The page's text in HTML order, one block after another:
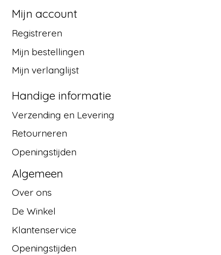
Mijn account
Registreren
Mijn bestellingen
Mijn verlanglijst
Handige informatie
Verzending en Levering
Retourneren
Openingstijden
Algemeen
Over ons
De Winkel
Klantenservice
Openingstijden